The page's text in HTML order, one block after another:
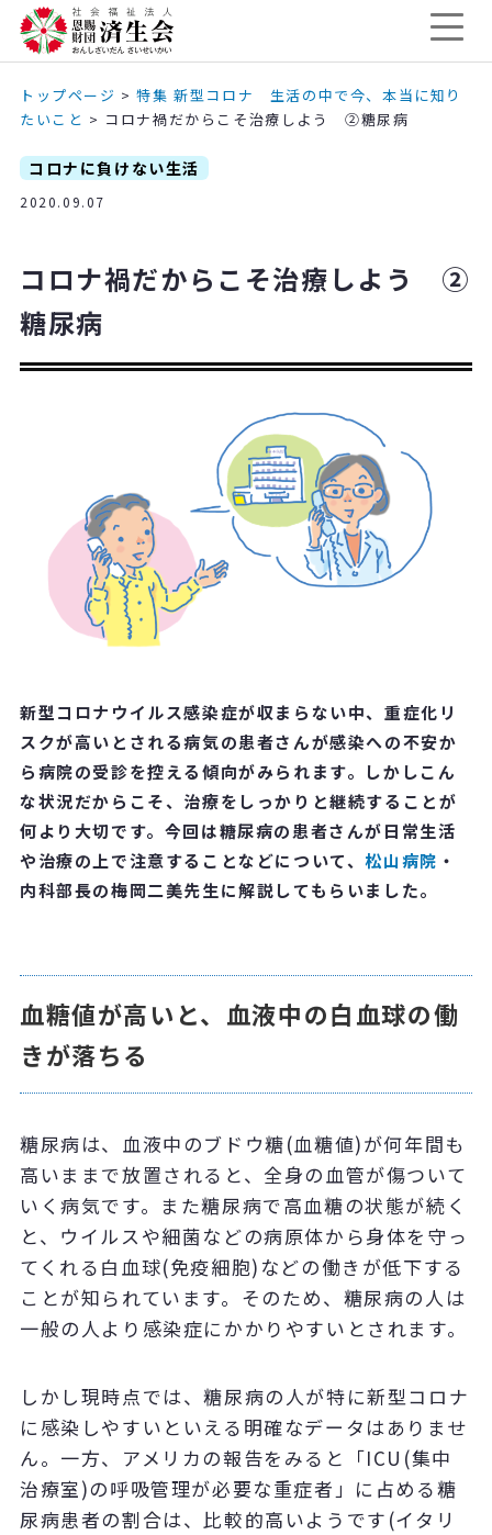
トップページ >特集 新型コロナ 生活の中で今、本当に知り
たいこと > コロナ禍だからこそ治療しよう ②糖尿病
コロナに負けない生活
2020.09.07
コロナ禍だからこそ治療しよう ②
糖尿病
新型コロナウイルス感染症が収まらない中、重症化リ
スクが高いとされる病気の患者さんが感染への不安か
ら病院の受診を控える傾向がみられます。しかしこん
な状況だからこそ、治療をしっかりと継続することが
何より大切です。今回は糖尿病の患者さんが日常生活
や治療の上で注意することなどについて、松山病院 ・
内科部長の梅岡二美先生に解説してもらいました。
血糖値が高いと、血液中の白血球の働
きが落ちる
糖尿病は、血液中のブドウ糖(血糖値)が何年間も
高いままで放置されると、全身の血管が傷ついて
いく病気です。また糖尿病で高血糖の状態が続く
と、ウイルスや細菌などの病原体から身体を守っ
てくれる白血球(免疫細胞) などの働きが低下する
ことが知られています。そのため、糖尿病の人は
一般の人より感染症にかかりやすいとされます。
しかし現時点では、糖尿病の人が特に新型コロナ
に感染しやすいといえる明確なデータはありませ
ん。一方、アメリカの報告をみると「ICU(集中
治療室)の呼吸管理が必要な重症者」に占める糖
尿病患者の割合は、比較的高いようです (イタリ